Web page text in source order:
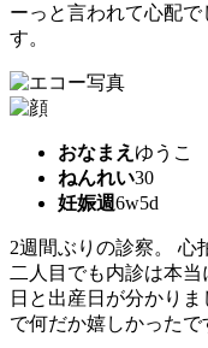
ーっと言われて心配
す。
おなまえ ゆうこ
ねんれい30
妊娠週6w5d
2週間ぶりの診察。 心
二人目でも内診は本
日と出産日が分かり
で何だか嬉しかったで